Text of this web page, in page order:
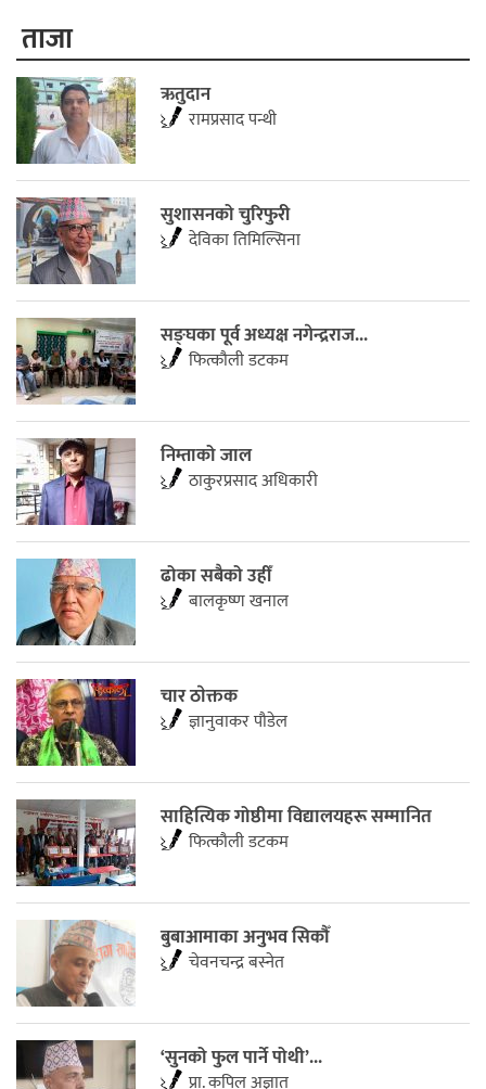
ताजा
ऋतुदान
रामप्रसाद पन्थी
सुशासनको चुरिफुरी
देविका तिमिल्सिना
सङ्घका पूर्व अध्यक्ष नगेन्द्रराज...
फित्काैली डटकम
निम्ताको जाल
ठाकुरप्रसाद अधिकारी
ढोका सबैको उहीँ
बालकृष्ण खनाल
चार ठाेक्तक
ज्ञानुवाकर पौडेल
साहित्यिक गोष्ठीमा विद्यालयहरू सम्मानित
फित्काैली डटकम
बुबाआमाका अनुभव सिकौँ
चेवनचन्द्र बस्नेत
‘सुनको फुल पार्ने पोथी’...
प्रा. कपिल अज्ञात